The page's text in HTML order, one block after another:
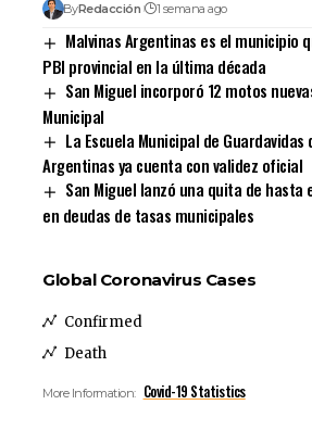
ByRedacción 1 semana ago
Malvinas Argentinas es el municipio
PBI provincial en la última década
San Miguel incorporó 12 motos
Municipal
La Escuela Municipal de Guardavidas
Argentinas ya cuenta con validez oficial
San Miguel lanzó una quita de
en deudas de tasas municipales
Global Coronavirus Cases
Confirmed
Death
More Information: Covid-19 Statistics